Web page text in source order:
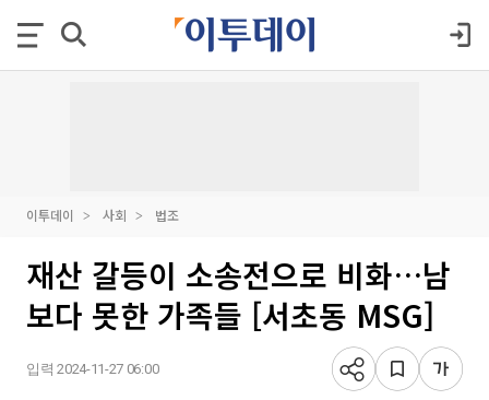
이투데이 사회 법조
재산 갈등이 소송전으로 비화…남
보다 못한 가족들 [서초동 MSG]
입력 2024-11-27 06:00